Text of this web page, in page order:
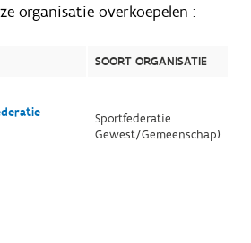
organisatie overkoepelen :
SOORT ORGANISATIE
Sportfederatie
Gewest/Gemeenschap)